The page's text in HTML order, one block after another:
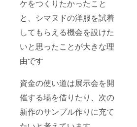
ケをつくりたかったこと
と、シマヌドの洋服を試着
してもらえる機会を設けた
いと思ったことが大きな理
由です
資金の使い道は展示会を開
催する場を借りたり、次の
新作のサンプル作りに充て